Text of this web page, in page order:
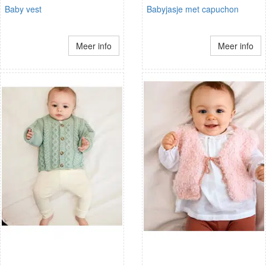
Baby vest
Meer info
Babyjasje met capuchon
Meer info